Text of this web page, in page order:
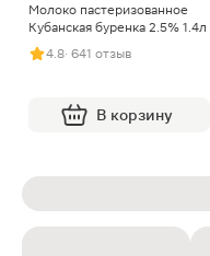
Молоко пастеризованное
Кубанская буренка 2.5% 1.4л
4.8· 641 отзыв
В корзину